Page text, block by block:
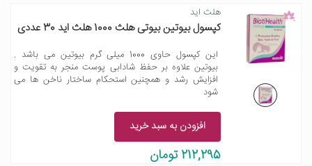
هلث اید
کپسول بیوتین بیوتی هلث 1000 هلث اید 30 عددی
این کپسول حاوی 1000 میلی گرم بیوتین می باشد .
بیوتین علاوه بر حفظ شادابی پوست منجر به تقویت و
افزایش رشد و همچنین استحکام ساختار ناخن ها می
شود
افزودن به سبد خرید
212,295 تومان